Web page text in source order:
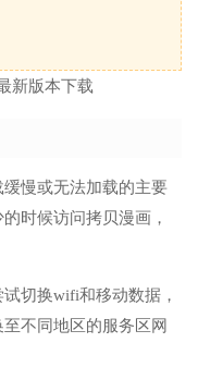
慢或无法加载的主要
时候访问拷贝漫画，
切换wifi和移动数据，
不同地区的服务区网